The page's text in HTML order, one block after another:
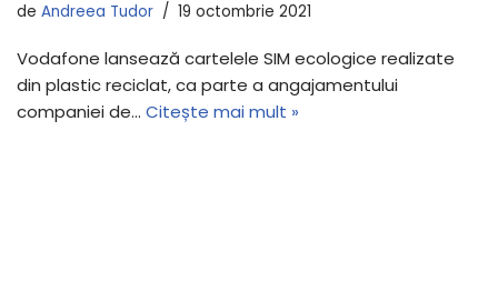
de Andreea Tudor 19 octombrie 2021
Vodafone lansează cartelele SIM ecologice realizate
din plastic reciclat, ca parte a angajamentului
companiei de… Citește mai mult »